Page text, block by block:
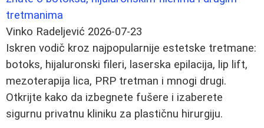
tretmanima
Vinko Radeljević 2026-07-23
Iskren vodič kroz najpopularnije estetske tretmane:
botoks, hijaluronski fileri, laserska epilacija, lip lift,
mezoterapija lica, PRP tretman i mnogi drugi.
Otkrijte kako da izbegnete fušere i izaberete
sigurnu privatnu kliniku za plastičnu hirurgiju.